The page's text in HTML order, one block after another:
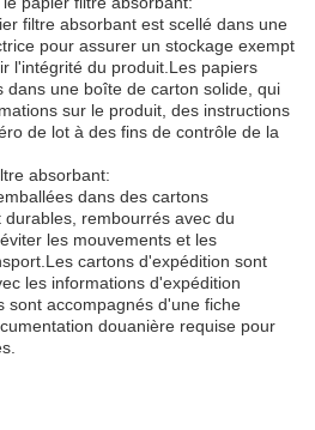
filtre absorbant est scellé dans une
pour assurer un stockage exempt
l'intégrité du produit.Les papiers
dans une boîte de carton solide, qui
sur le produit, des instructions
de lot à des fins de contrôle de la
absorbant:
dans des cartons
rembourrés avec du
les mouvements et les
cartons d'expédition sont
les informations d'expédition
sont accompagnés d'une fiche
douanière requise pour